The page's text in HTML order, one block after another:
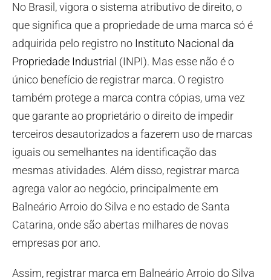
No Brasil, vigora o sistema atributivo de direito, o
que significa que a propriedade de uma marca só é
adquirida pelo registro no Instituto Nacional da
Propriedade Industrial (INPI). Mas esse não é o
único benefício de registrar marca. O registro
também protege a marca contra cópias, uma vez
que garante ao proprietário o direito de impedir
terceiros desautorizados a fazerem uso de marcas
iguais ou semelhantes na identificação das
mesmas atividades. Além disso, registrar marca
agrega valor ao negócio, principalmente em
Balneário Arroio do Silva e no estado de Santa
Catarina, onde são abertas milhares de novas
empresas por ano.
Assim, registrar marca em Balneário Arroio do Silva